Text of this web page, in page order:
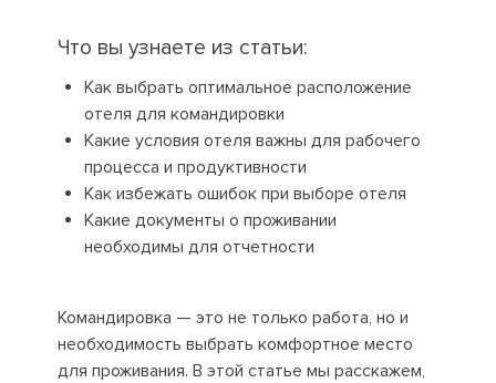
Что вы узнаете из статьи:
Как выбрать оптимальное расположение
отеля для командировки
Какие условия отеля важны для рабочего
процесса и продуктивности
Как избежать ошибок при выборе отеля
Какие документы о проживании
необходимы для отчетности
Командировка — это не только работа, но и
необходимость выбрать комфортное место
для проживания. В этой статье мы расскажем,